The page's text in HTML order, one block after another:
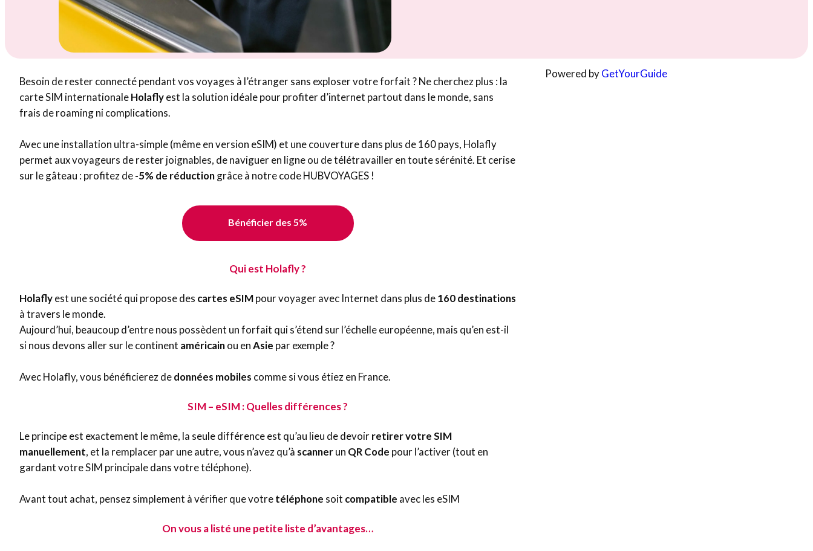
Besoin de rester connecté pendant vos voyages à l’étranger sans exploser votre forfait ? Ne cherchez plus : la
carte SIM internationaleHolaflyest la solution idéale pour profiter d’internet partout dans le monde, sans
frais de roaming ni complications.
Avec une installation ultra-simple (même en version eSIM) et une couverture dans plus de 160 pays, Holafly
permet aux voyageurs de rester joignables, de naviguer en ligne ou de télétravailler en toute sérénité. Et cerise
sur le gâteau : profitez de-5% de réductiongrâce à notre code HUBVOYAGES !
Bénéficier des 5%
Qui est Holafly ?
Holaflyest une société qui propose des cartes eSIMpour voyager avec Internet dans plus de160 destinations
à travers le monde.
Aujourd’hui, beaucoup d’entre nous possèdent un forfait qui s’étend sur l’échelle européenne, mais qu’en est-il
si nous devons aller sur le continent américainou enAsie par exemple ?
Avec Holafly, vous bénéficierez dedonnées mobiles comme si vous étiez en France.
SIM – eSIM : Quelles différences ?
Le principe est exactement le même, la seule différence est qu’au lieu de devoirretirer votre SIM
manuellement, et la remplacer par une autre, vous n’avez qu’à scannerun QR Code pour l’activer (tout en
gardant votre SIM principale dans votre téléphone).
Avant tout achat, pensez simplement à vérifier que votretéléphone soit compatible avec les eSIM
On vous a listé une petite liste d’avantages…
Powered byGetYourGuide